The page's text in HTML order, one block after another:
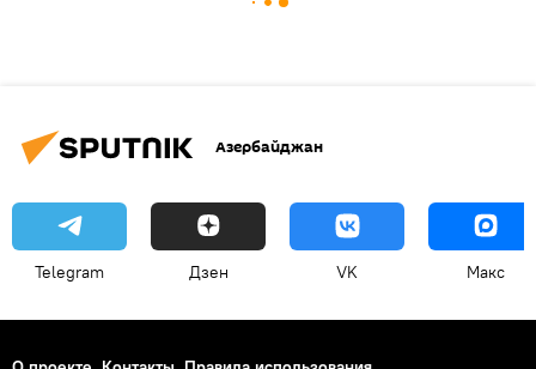
Азербайджан
Telegram Дзен VK Макс